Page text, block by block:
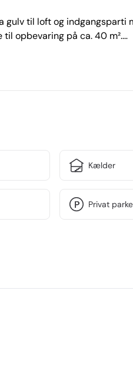
gulv til loft og indgangsparti
opbevaring på ca. 40 m².
Kælder
Privat